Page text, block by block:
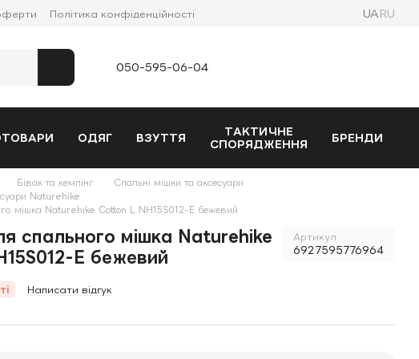
Політика конфіденційності UA RU
050-595-06-04
ОДЯГ ВЗУТТЯ
ТАКТИЧНЕ
СПОРЯДЖЕННЯ
БРЕНДИ
Бівак та кемпінг
Спальні мішки та аксесуари
Naturehike
мішка Naturehike Cotton L NH15S012-E бежевий
спального мішка Naturehike
E бежевий
Артикул
6927595776964
Написати відгук